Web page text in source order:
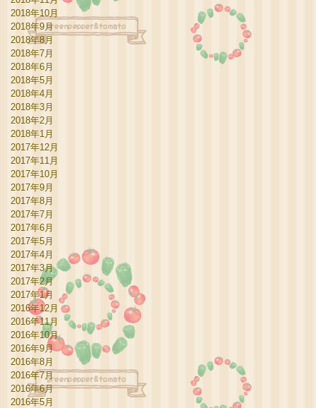
2018年10月
2018年9月
2018年8月
2018年7月
2018年6月
2018年5月
2018年4月
2018年3月
2018年2月
2018年1月
2017年12月
2017年11月
2017年10月
2017年9月
2017年8月
2017年7月
2017年6月
2017年5月
2017年4月
2017年3月
2017年2月
2017年1月
2016年12月
2016年11月
2016年10月
2016年9月
2016年8月
2016年7月
2016年6月
2016年5月